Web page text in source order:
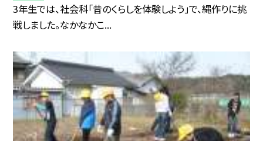
3年生では、社会科「昔のくらしを体験しよう」で、縄作りに挑
戦しました。なかなかこ...